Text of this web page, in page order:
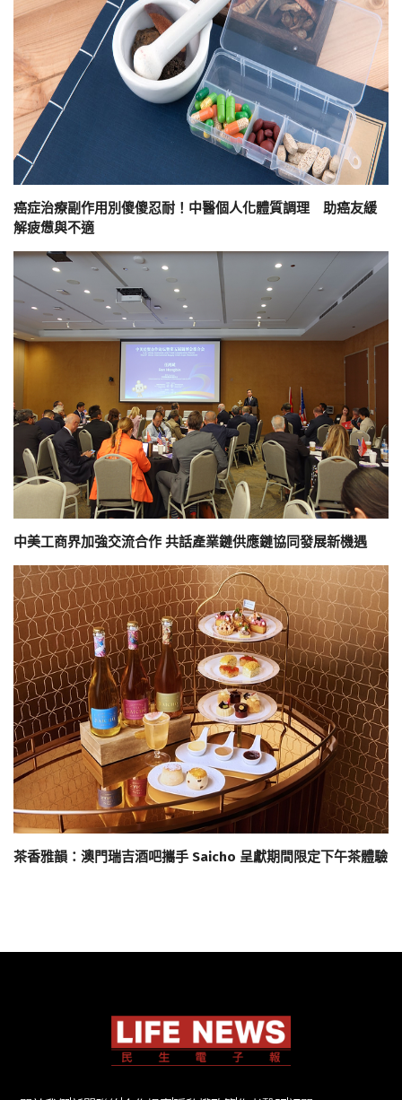
癌症治療副作用別傻傻忍耐！中醫個人化體質調理 助癌友緩
解疲憊與不適
中美工商界加強交流合作 共話產業鏈供應鏈協同發展新機遇
茶香雅韻：澳門瑞吉酒吧攜手 Saicho 呈獻期間限定下午茶體驗